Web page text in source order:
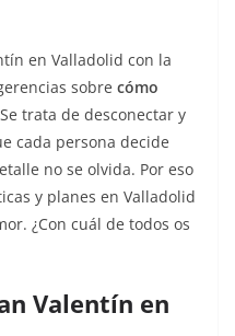
en Valladolid con la
sobre cómo
trata de desconectar y
cada persona decide
no se olvida. Por eso
y planes en Valladolid
¿Con cuál de todos os
Valentín en